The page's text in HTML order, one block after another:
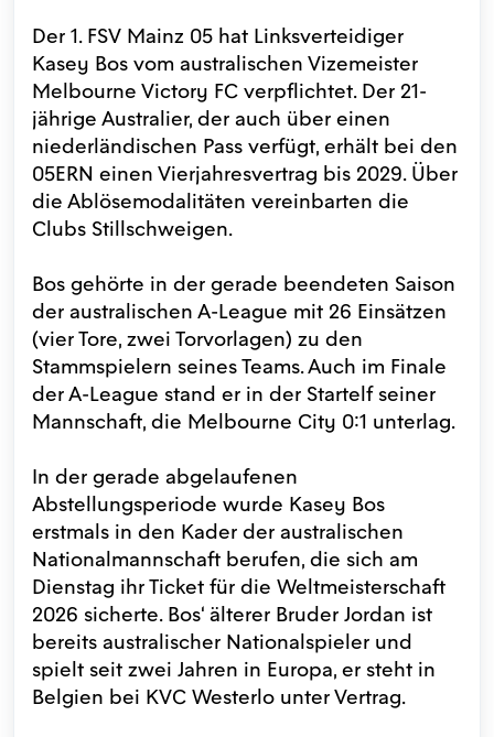
Der 1. FSV Mainz 05 hat Linksverteidiger
Kasey Bos vom australischen Vizemeister
Melbourne Victory FC verpflichtet. Der 21-
jährige Australier, der auch über einen
niederländischen Pass verfügt, erhält bei den
05ERN einen Vierjahresvertrag bis 2029. Über
die Ablösemodalitäten vereinbarten die
Clubs Stillschweigen.
Bos gehörte in der gerade beendeten Saison
der australischen A-League mit 26 Einsätzen
(vier Tore, zwei Torvorlagen) zu den
Stammspielern seines Teams. Auch im Finale
der A-League stand er in der Startelf seiner
Mannschaft, die Melbourne City 0:1 unterlag.
In der gerade abgelaufenen
Abstellungsperiode wurde Kasey Bos
erstmals in den Kader der australischen
Nationalmannschaft berufen, die sich am
Dienstag ihr Ticket für die Weltmeisterschaft
2026 sicherte. Bos‘ älterer Bruder Jordan ist
bereits australischer Nationalspieler und
spielt seit zwei Jahren in Europa, er steht in
Belgien bei KVC Westerlo unter Vertrag.